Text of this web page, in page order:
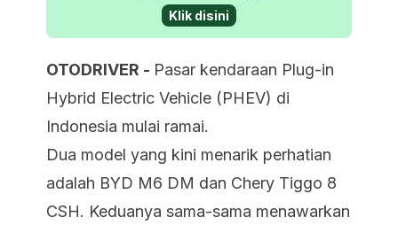
Klik disini
OTODRIVER - Pasar kendaraan Plug-in
Hybrid Electric Vehicle (PHEV) di
Indonesia mulai ramai.
Dua model yang kini menarik perhatian
adalah BYD M6 DM dan Chery Tiggo 8
CSH. Keduanya sama-sama menawarkan